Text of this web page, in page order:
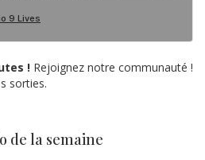
! Rejoignez notre communauté !
sorties.
de la semaine